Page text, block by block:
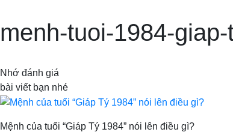
menh-tuoi-1984-
Nhớ đánh giá
bài viết bạn nhé
Mệnh của tuổi “Giáp Tý 1984” nói lên điều gì?